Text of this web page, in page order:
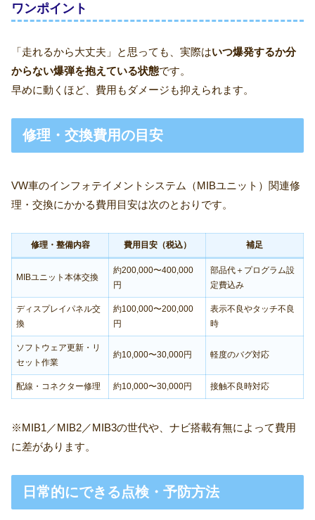
ワンポイント
「走れるから大丈夫」と思っても、実際はいつ爆発するか分
からない爆弾を抱えている状態です。
早めに動くほど、費用もダメージも抑えられます。
修理・交換費用の目安
VW車のインフォテイメントシステム（MIBユニット）関連修
理・交換にかかる費用目安は次のとおりです。
修理・整備内容 費用目安（税込） 補足
MIBユニット本体交換
約200,000〜400,000
円
部品代＋プログラム設
定費込み
ディスプレイパネル交
換
約100,000〜200,000
円
表示不良やタッチ不良
時
ソフトウェア更新・リ
セット作業
約10,000〜30,000円 軽度のバグ対応
配線・コネクター修理 約10,000〜30,000円 接触不良時対応
※MIB1／MIB2／MIB3の世代や、ナビ搭載有無によって費用
に差があります。
日常的にできる点検・予防方法